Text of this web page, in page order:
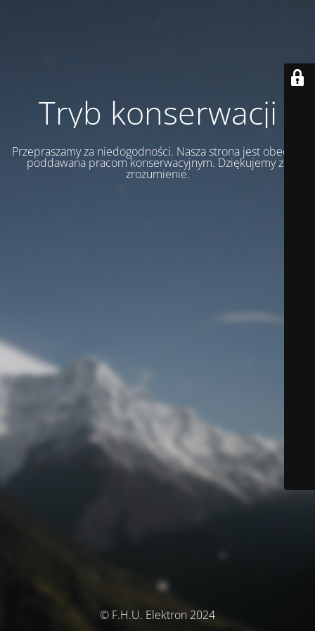
Tryb konserwacji
Przepraszamy za niedogodności. Nasza strona jest obecnie
poddawana pracom konserwacyjnym. Dziękujemy za
zrozumienie.
© F.H.U. Elektron 2024